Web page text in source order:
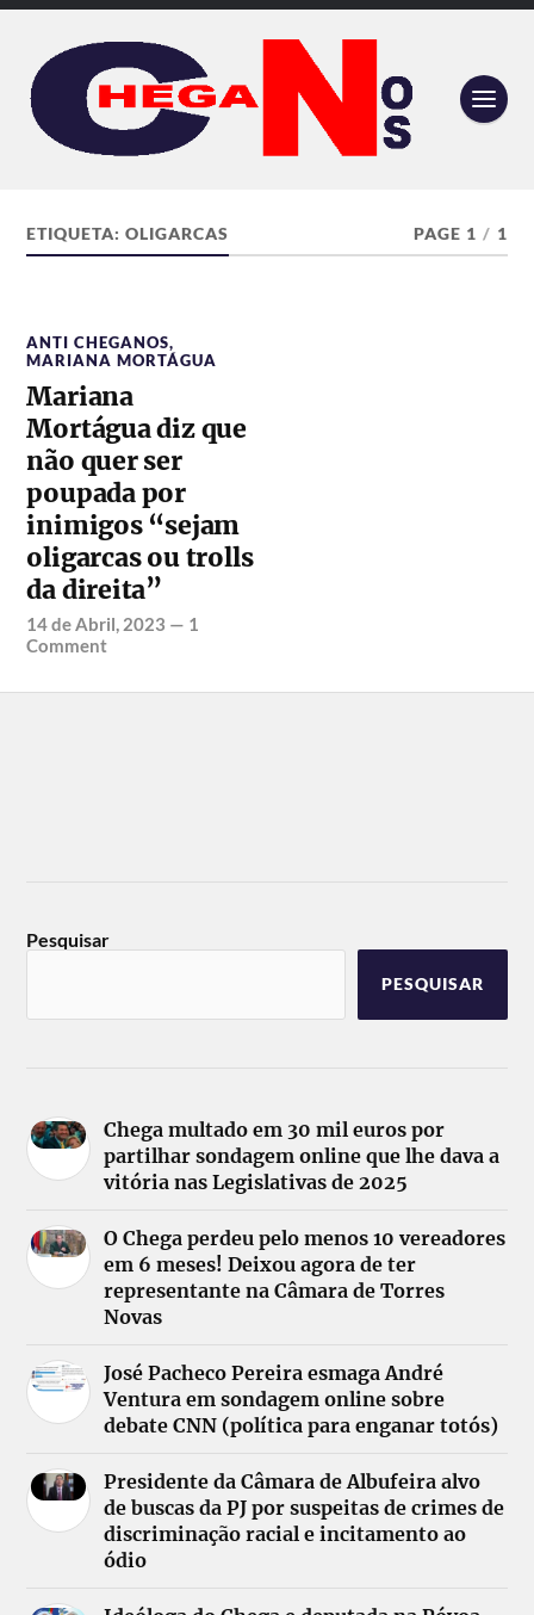
ETIQUETA:OLIGARCAS PAGE 1 / 1
ANTI CHEGANOS,
MARIANA MORTÁGUA
Mariana
Mortágua diz que
não quer ser
poupada por
inimigos “sejam
oligarcas ou trolls
da direita”
14 de Abril, 2023 — 1
Comment
Pesquisar
PESQUISAR
Chega multado em 30 mil euros por
partilhar sondagem online que lhe dava a
vitória nas Legislativas de 2025
O Chega perdeu pelo menos 10 vereadores
em 6 meses! Deixou agora de ter
representante na Câmara de Torres
Novas
José Pacheco Pereira esmaga André
Ventura em sondagem online sobre
debate CNN (política para enganar totós)
Presidente da Câmara de Albufeira alvo
de buscas da PJ por suspeitas de crimes de
discriminação racial e incitamento ao
ódio